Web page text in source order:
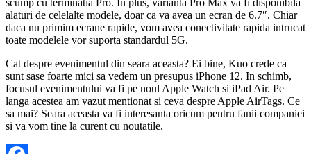
alaturi de celelalte modele, doar ca va avea un ecran de 6.7″. Chiar
daca nu primim ecrane rapide, vom avea conectivitate rapida intrucat
toate modelele vor suporta standardul 5G.
Cat despre evenimentul din seara aceasta? Ei bine, Kuo crede ca
sunt sase foarte mici sa vedem un presupus iPhone 12. In schimb,
focusul evenimentului va fi pe noul Apple Watch si iPad Air. Pe
langa acestea am vazut mentionat si ceva despre Apple AirTags. Ce
sa mai? Seara aceasta va fi interesanta oricum pentru fanii companiei
si va vom tine la curent cu noutatile.